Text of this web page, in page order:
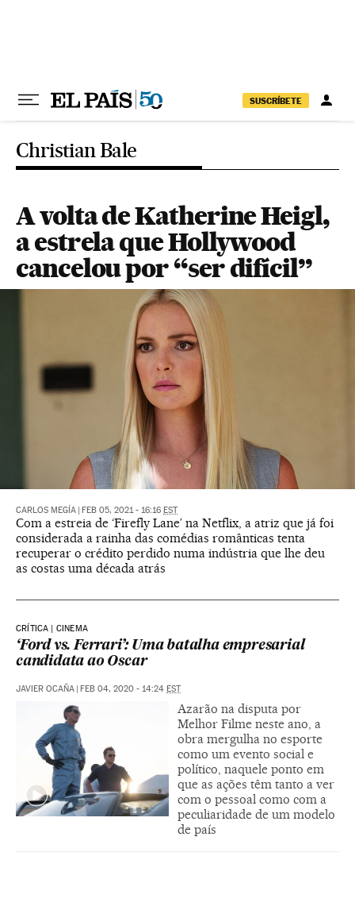
SUSCRÍBETE
Christian Bale
A volta de Katherine Heigl,
a estrela que Hollywood
cancelou por “ser difícil”
CARLOS MEGÍA FEB 05, 2021 - 16:16 EST
Com a estreia de ‘Firefly Lane’ na Netflix, a atriz que já foi
considerada a rainha das comédias românticas tenta
recuperar o crédito perdido numa indústria que lhe deu
as costas uma década atrás
CRÍTICA | CINEMA
‘Ford vs. Ferrari’: Uma batalha empresarial
candidata ao Oscar
JAVIER OCAÑA FEB 04, 2020 - 14:24 EST
Azarão na disputa por
Melhor Filme neste ano, a
obra mergulha no esporte
como um evento social e
político, naquele ponto em
que as ações têm tanto a ver
com o pessoal como com a
peculiaridade de um modelo
de país